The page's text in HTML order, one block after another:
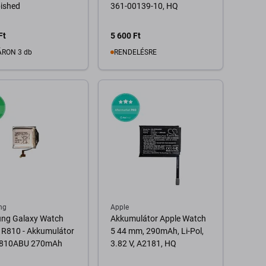
3 db
361-00139-10, HQ
5 600 Ft
RENDELÉSRE
Galaxy Watch
- Akkumulátor
270mAh
Apple
Akkumulátor Apple Watch
5 44 mm, 290mAh, Li-Pol,
3.82 V, A2181, HQ